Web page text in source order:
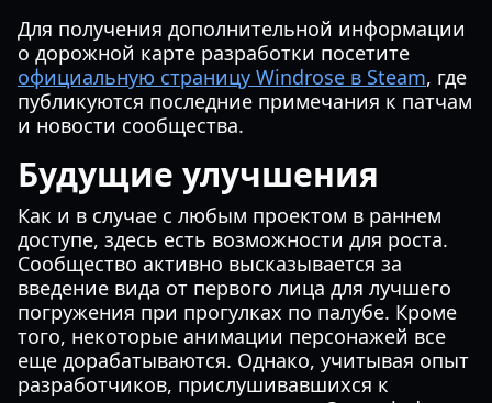
Для получения дополнительной информации
о дорожной карте разработки посетите
официальную страницу Windrose в Steam, где
публикуются последние примечания к патчам
и новости сообщества.
Будущие улучшения
Как и в случае с любым проектом в раннем
доступе, здесь есть возможности для роста.
Сообщество активно высказывается за
введение вида от первого лица для лучшего
погружения при прогулках по палубе. Кроме
того, некоторые анимации персонажей все
еще дорабатываются. Однако, учитывая опыт
разработчиков, прислушивавшихся к